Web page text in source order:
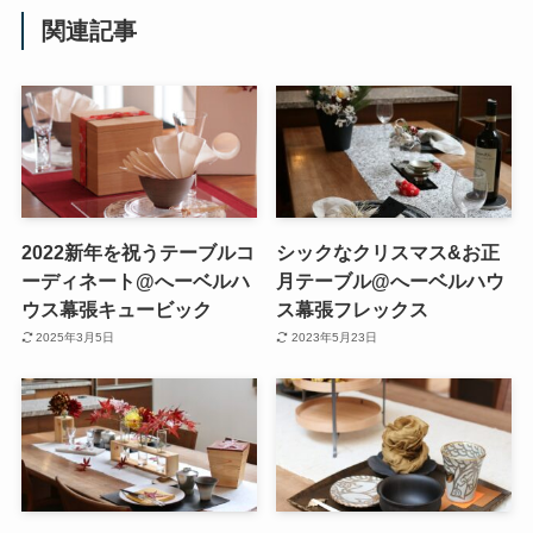
関連記事
2022新年を祝うテーブルコ
ーディネート@へーベルハ
ウス幕張キュービック
2025年3月5日
シックなクリスマス&お正
月テーブル@へーベルハウ
ス幕張フレックス
2023年5月23日